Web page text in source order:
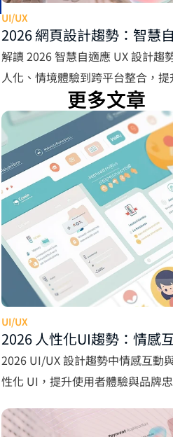
UI/UX
2026 網頁設計趨勢：智慧
UX
解讀 2026 智慧自適應 UX 設計趨
人化、情境體驗到跨平台整合，提
UI/UX 設計與網站體驗。
更多文章
UI/UX
2026 人性化UI趨勢：情感
計助企業提升使用者體驗
2026 UI/UX 設計趨勢中情感互動
性化 UI，提升使用者體驗與品牌